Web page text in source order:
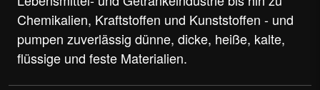
Chemikalien, Kraftstoffen und Kunststoffen - und
pumpen zuverlässig dünne, dicke, heiße, kalte,
flüssige und feste Materialien.